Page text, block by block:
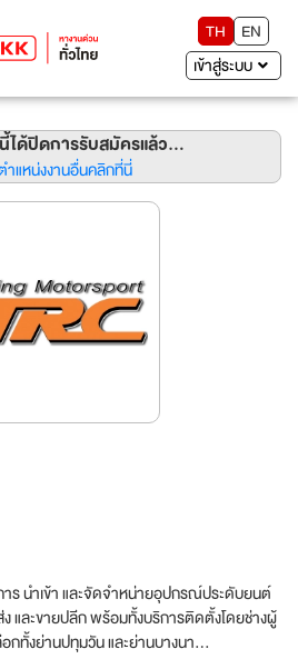
TH
EN
เข้าสู่ระบบ
ได้ปิดการรับสมัครแล้ว...
ำแหน่งงานอื่นคลิกที่นี่
ร นำเข้า และจัดจำหน่ายอุปกรณ์ประดับยนต์
และขายปลีก พร้อมทั้งบริการติดตั้งโดยช่างผู้
กทั้งย่านปทุมวัน และย่านบางนา